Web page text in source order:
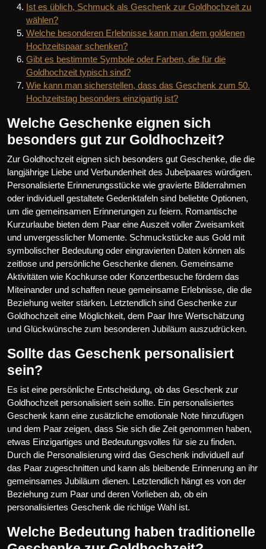
Ist es üblich, Schmuck als Geschenk zur Goldhochzeit zu
wählen?
Welche besonderen Erlebnisse kann man dem goldenen
Hochzeitspaar schenken?
Gibt es bestimmte Symbole oder Farben, die für die
Goldhochzeit typisch sind?
Wie kann man sicherstellen, dass das Geschenk zum 50.
Hochzeitstag besonders einzigartig ist?
Welche Geschenke eignen sich
besonders gut zur Goldhochzeit?
Zur Goldhochzeit eignen sich besonders gut Geschenke, die die
langjährige Liebe und Verbundenheit des Jubelpaares würdigen.
Personalisierte Erinnerungsstücke wie gravierte Bilderrahmen
oder individuell gestaltete Gedenktafeln sind beliebte Optionen,
um die gemeinsamen Erinnerungen zu feiern. Romantische
Kurzurlaube bieten dem Paar eine Auszeit voller Zweisamkeit
und unvergesslicher Momente. Schmuckstücke aus Gold mit
symbolischer Bedeutung oder eingravierten Daten können als
zeitlose und persönliche Geschenke dienen. Gemeinsame
Aktivitäten wie Kochkurse oder Konzertbesuche fördern das
Miteinander und schaffen neue gemeinsame Erlebnisse, die die
Beziehung weiter stärken. Letztendlich sind Geschenke zur
Goldhochzeit eine Möglichkeit, dem Paar Ihre Wertschätzung
und Glückwünsche zum besonderen Jubiläum auszudrücken.
Sollte das Geschenk personalisiert
sein?
Es ist eine persönliche Entscheidung, ob das Geschenk zur
Goldhochzeit personalisiert sein sollte. Ein personalisiertes
Geschenk kann eine zusätzliche emotionale Note hinzufügen
und dem Paar zeigen, dass Sie sich die Zeit genommen haben,
etwas Einzigartiges und Bedeutungsvolles für sie zu finden.
Durch die Personalisierung wird das Geschenk individuell auf
das Paar zugeschnitten und kann als bleibende Erinnerung an ihr
gemeinsames Jubiläum dienen. Letztendlich hängt es von der
Beziehung zum Paar und deren Vorlieben ab, ob ein
personalisiertes Geschenk die richtige Wahl ist.
Welche Bedeutung haben traditionelle